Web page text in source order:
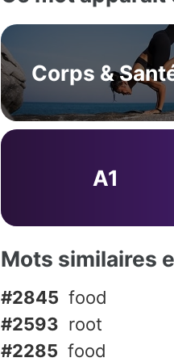
Corps &
A1
Mots similaires
#2845 food
#2593 root
#2285 food